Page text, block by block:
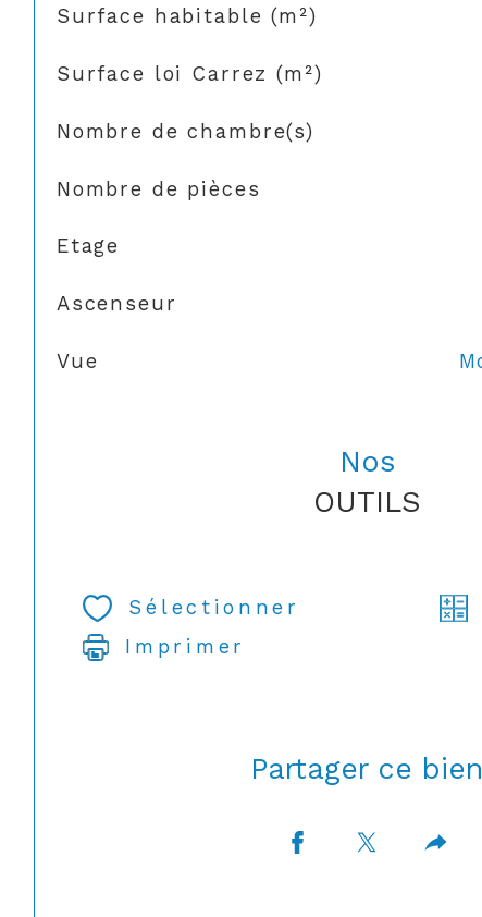
Surface habitable (m²)
Surface loi Carrez (m²)
Nombre de chambre(s)
Nombre de pièces
Etage
Ascenseur
Vue
Nos
OUTILS
Sélectionner
Imprimer
Partager ce bien